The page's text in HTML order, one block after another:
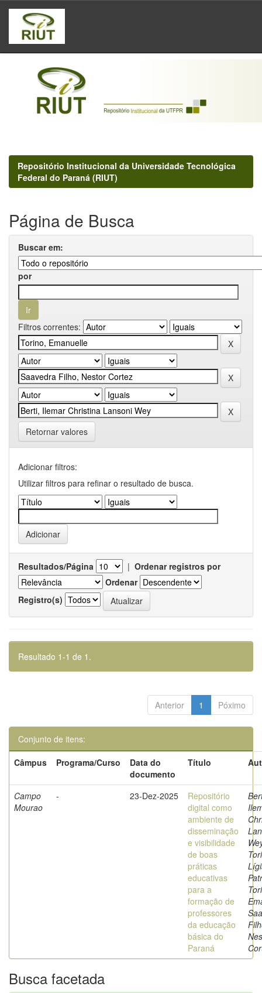
Skip
navigation
Repositório Institucional da Universidade Tecnológica
Federal do Paraná (RIUT)
Página de Busca
Buscar em:
por
Filtros correntes:
Retornar valores
Adicionar filtros:
Utilizar filtros para refinar o resultado de busca.
Resultados/Página | Ordenar registros por
Ordenar
Registro(s)
Resultado 1-1 de 1.
Anterior 1 Póximo
Conjunto de itens:
Câmpus
Programa/Curso
Data do
documento
Título
Campo
Mourao
- 23-Dez-2025
Repositório
digital como
ambiente de
disseminação
e visibilidade
de boas
práticas
educativas
para a
formação de
professores
da educação
básica do
Paraná
Busca facetada